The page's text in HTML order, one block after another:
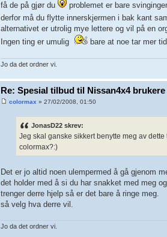
få de på gjør du
problemet er bare
derfor må du flytte innerskjermen i bak kant
alternativet er utrolig mye lettere og vil på en
Ingen ting er umulig
bare at noe tar mer
Jo da det ordner vi.
Re: Spesial tilbud til Nissan4x4
colormax » 27/02/2008, 01:50
JonasD22 skrev:
Jeg skal ganske sikkert benytte meg av
colormax?:)
Det er jo altid noen ulempermed å gå gjenom
det holder med å si du har snakket med meg
trenger derre hjelp så er det bare å ringe meg.
så velg hva derre vil.
Jo da det ordner vi.